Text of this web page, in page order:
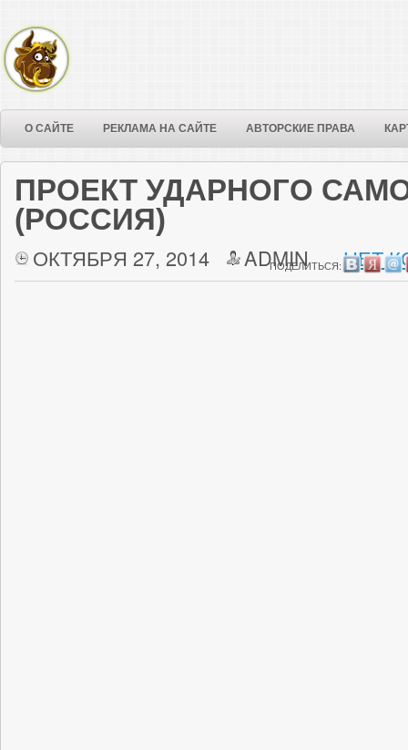
О САЙТЕ РЕКЛАМА НА САЙТЕ АВТОРСКИЕ ПРАВА
ПРОЕКТ УДАРНОГО
(РОССИЯ)
ОКТЯБРЯ 27, 2014 ADMIN НЕТ
ПОДЕЛИТЬСЯ: